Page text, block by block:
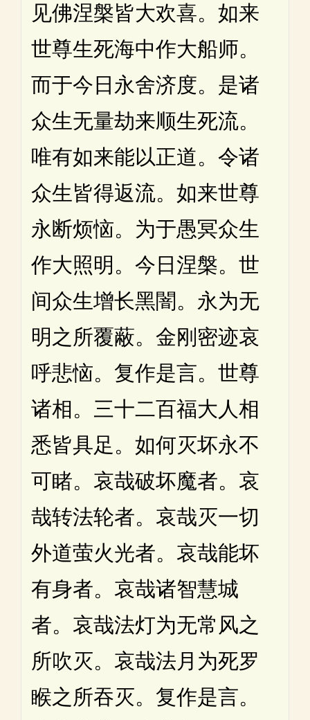
见佛涅槃皆大欢喜。如来
世尊生死海中作大船师。
而于今日永舍济度。是诸
众生无量劫来顺生死流。
唯有如来能以正道。令诸
众生皆得返流。如来世尊
永断烦恼。为于愚冥众生
作大照明。今日涅槃。世
间众生增长黑闇。永为无
明之所覆蔽。金刚密迹哀
呼悲恼。复作是言。世尊
诸相。三十二百福大人相
悉皆具足。如何灭坏永不
可睹。哀哉破坏魔者。哀
哉转法轮者。哀哉灭一切
外道萤火光者。哀哉能坏
有身者。哀哉诸智慧城
者。哀哉法灯为无常风之
所吹灭。哀哉法月为死罗
睺之所吞灭。复作是言。